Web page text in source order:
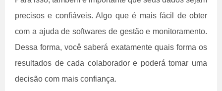
precisos e confiáveis. Algo que é mais fácil de obter
com a ajuda de softwares de gestão e monitoramento.
Dessa forma, você saberá exatamente quais forma os
resultados de cada colaborador e poderá tomar uma
decisão com mais confiança.